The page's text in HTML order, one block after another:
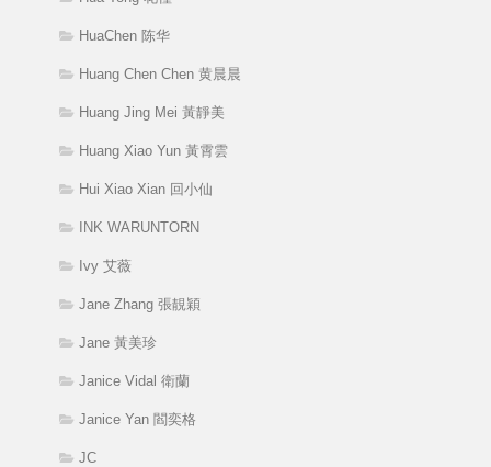
HuaChen 陈华
Huang Chen Chen 黄晨晨
Huang Jing Mei 黃靜美
Huang Xiao Yun 黃霄雲
Hui Xiao Xian 回小仙
INK WARUNTORN
Ivy 艾薇
Jane Zhang 張靚穎
Jane 黃美珍
Janice Vidal 衛蘭
Janice Yan 閻奕格
JC